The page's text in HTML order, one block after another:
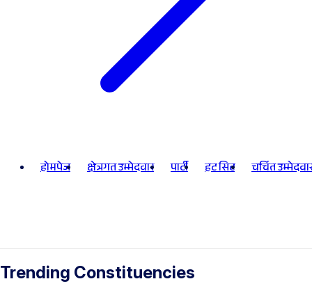
होमपेज क्षेत्रगत उम्मेदवार पार्टी हट सिट चर्चित
Trending Constituencies